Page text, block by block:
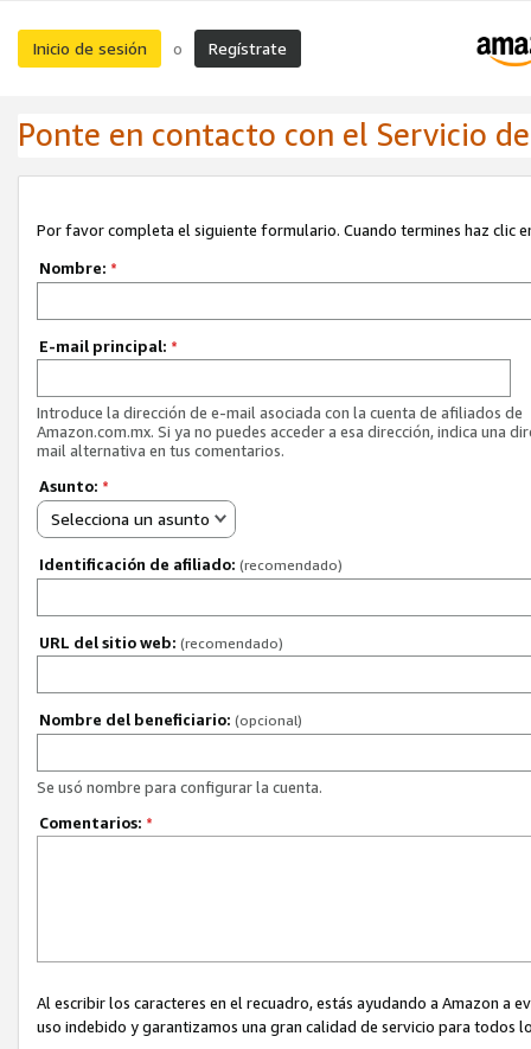
Inicio de sesión o Regístrate
Ponte en contacto con el Servicio
Por favor completa el siguiente formulario. Cuando termines haz clic
Nombre: *
E-mail principal: *
Introduce la dirección de e-mail asociada con la cuenta de afiliados de
Amazon.com.mx. Si ya no puedes acceder a esa dirección, indica una
mail alternativa en tus comentarios.
Asunto: *
Selecciona un asunto
Identificación de afiliado: (recomendado)
URL del sitio web: (recomendado)
Nombre del beneficiario: (opcional)
Se usó nombre para configurar la cuenta.
Comentarios: *
Al escribir los caracteres en el recuadro, estás ayudando a Amazon
uso indebido y garantizamos una gran calidad de servicio para todos